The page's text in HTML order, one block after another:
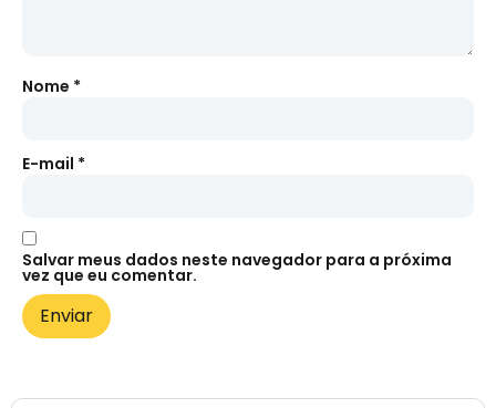
Nome *
E-mail *
Salvar meus dados neste navegador para a próxima
vez que eu comentar.